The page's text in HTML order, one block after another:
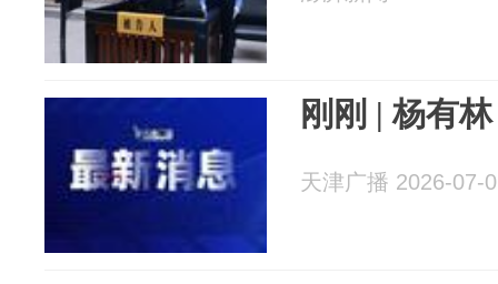
刚刚 | 杨有
天津广播 2026-07-